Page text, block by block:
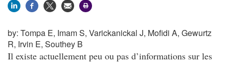
by: Tompa E, Imam S, Varickanickal J, Mofidi A, Gewurtz
R, Irvin E, Southey B
Il existe actuellement peu ou pas d’informations sur les